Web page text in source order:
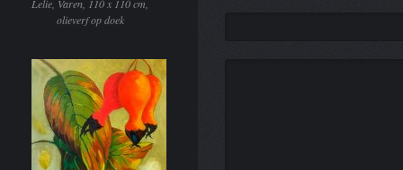
Lelie, Varen, 110 x 110 cm,
olieverf op doek